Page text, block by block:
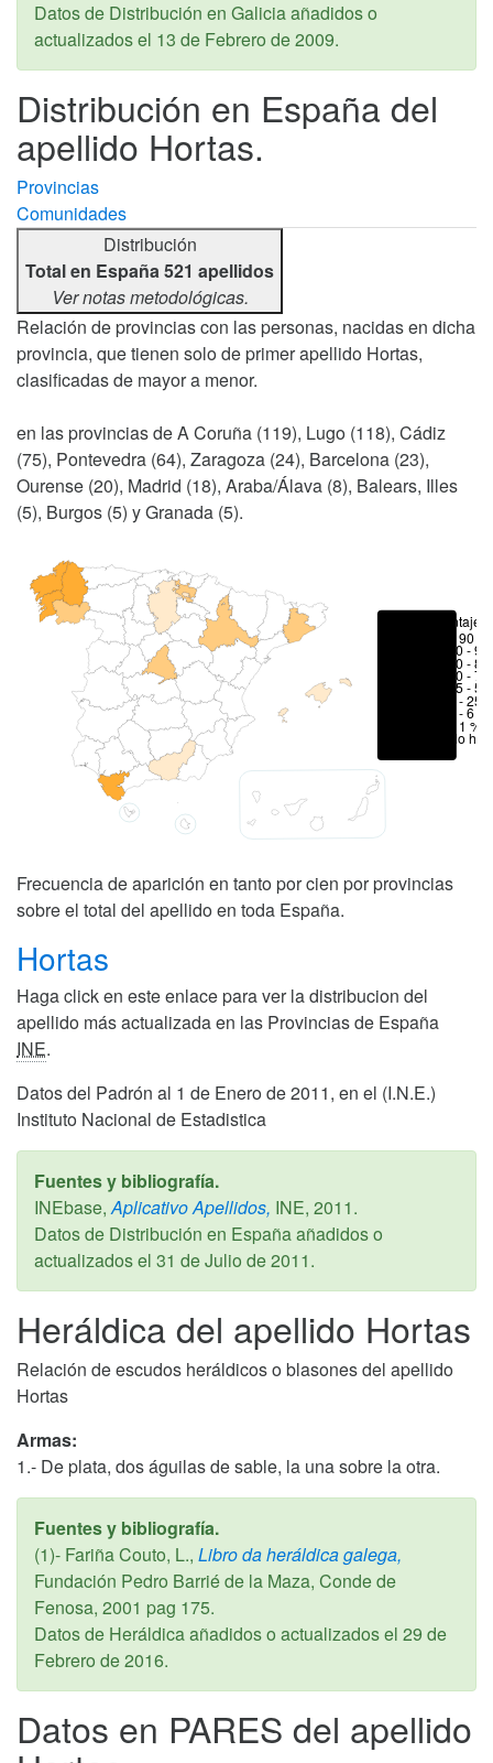
Datos de Distribución en Galicia añadidos o
actualizados el 13 de Febrero de 2009.
Distribución en España del
apellido Hortas.
Provincias
Comunidades
Distribución
Total en España 521 apellidos
Ver notas metodológicas.
Relación de provincias con las personas, nacidas en dicha
provincia, que tienen solo de primer apellido Hortas,
clasificadas de mayor a menor.
en las provincias de A Coruña (119), Lugo (118), Cádiz
(75), Pontevedra (64), Zaragoza (24), Barcelona (23),
Ourense (20), Madrid (18), Araba/Álava (8), Balears, Illes
(5), Burgos (5) y Granada (5).
Porcentajes
> 90 %
80 -
70 -
50 -
25 -
6 - 25
1 - 6 %
< 1 %
No hay
Frecuencia de aparición en tanto por cien por provincias
sobre el total del apellido en toda España.
Hortas
Haga click en este enlace para ver la distribucion del
apellido más actualizada en las Provincias de España
INE.
Datos del Padrón al 1 de Enero de 2011, en el (I.N.E.)
Instituto Nacional de Estadistica
Fuentes y bibliografía.
INEbase, Aplicativo Apellidos, INE, 2011.
Datos de Distribución en España añadidos o
actualizados el 31 de Julio de 2011.
Heráldica del apellido Hortas
Relación de escudos heráldicos o blasones del apellido
Hortas
Armas:
1.- De plata, dos águilas de sable, la una sobre la otra.
Fuentes y bibliografía.
(1)- Fariña Couto, L., Libro da heráldica galega,
Fundación Pedro Barrié de la Maza, Conde de
Fenosa, 2001 pag 175.
Datos de Heráldica añadidos o actualizados el 29 de
Febrero de 2016.
Datos en PARES del apellido